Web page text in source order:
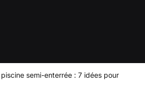
semi-enterrée : 7 idées pour